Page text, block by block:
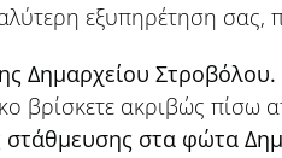
εξυπηρέτηση
Δημαρχείου Στροβόλου.
βρίσκετε ακριβώς πίσω
στάθμευσης στα φώτα